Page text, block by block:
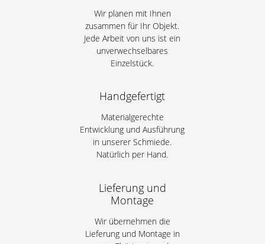
Wir planen mit Ihnen
zusammen für Ihr Objekt.
Jede Arbeit von uns ist ein
unverwechselbares
Einzelstück.
Handgefertigt
Materialgerechte
Entwicklung und Ausführung
in unserer Schmiede.
Natürlich per Hand.
Lieferung und
Montage
Wir übernehmen die
Lieferung und Montage in